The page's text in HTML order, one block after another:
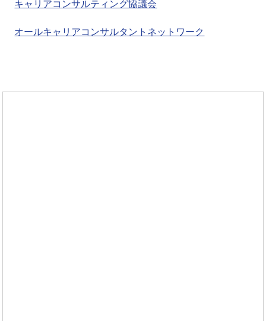
キャリアコンサルティング協議会
オールキャリアコンサルタントネットワーク